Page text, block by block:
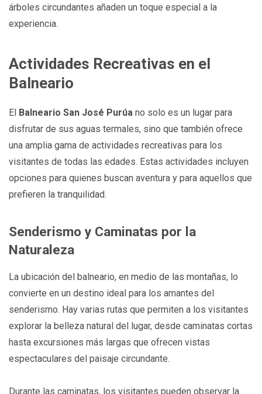
árboles circundantes añaden un toque especial a la
experiencia.
Actividades Recreativas en el
Balneario
El Balneario San José Purúa no solo es un lugar para
disfrutar de sus aguas termales, sino que también ofrece
una amplia gama de actividades recreativas para los
visitantes de todas las edades. Estas actividades incluyen
opciones para quienes buscan aventura y para aquellos que
prefieren la tranquilidad.
Senderismo y Caminatas por la
Naturaleza
La ubicación del balneario, en medio de las montañas, lo
convierte en un destino ideal para los amantes del
senderismo. Hay varias rutas que permiten a los visitantes
explorar la belleza natural del lugar, desde caminatas cortas
hasta excursiones más largas que ofrecen vistas
espectaculares del paisaje circundante.
Durante las caminatas, los visitantes pueden observar la